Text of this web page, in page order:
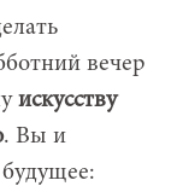
вечер
искусству
. Вы и
будущее: